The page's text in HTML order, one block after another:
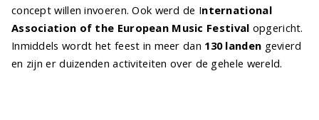
concept willen invoeren. Ook werd de International
Association of the European Music Festival opgericht.
Inmiddels wordt het feest in meer dan 130 landen gevierd
en zijn er duizenden activiteiten over de gehele wereld.